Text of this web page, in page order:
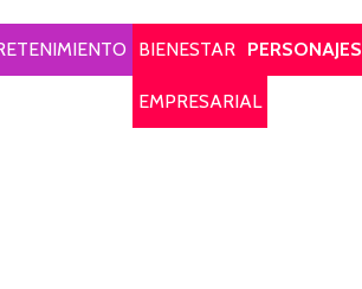
BIENESTAR PERSONAJES
EMPRESARIAL